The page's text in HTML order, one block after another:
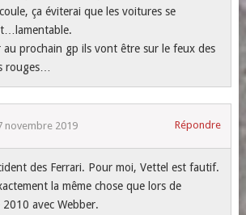
ça éviterai que les voitures se
au prochain gp ils vont être sur le feux des
rouges…
novembre 2019 Répondre
des Ferrari. Pour moi, Vettel est fautif.
la même chose que lors de
2010 avec Webber.